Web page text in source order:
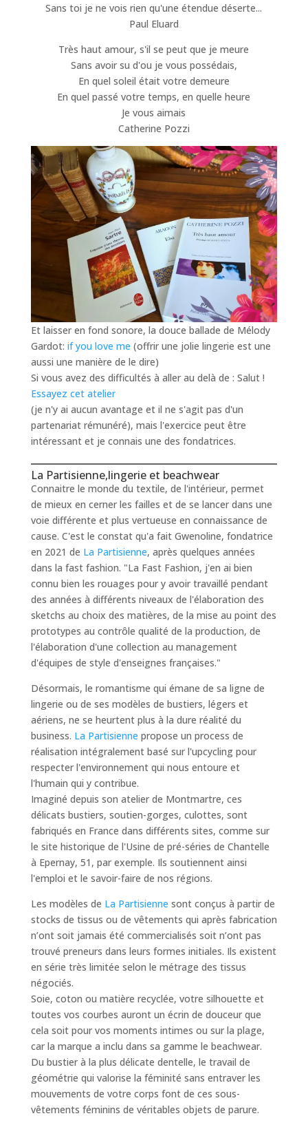
Sans toi je ne vois rien qu'une étendue déserte...
Paul Eluard
Très haut amour, s'il se peut que je meure
Sans avoir su d'ou je vous possédais,
En quel soleil était votre demeure
En quel passé votre temps, en quelle heure
Je vous aimais
Catherine Pozzi
Et laisser en fond sonore, la douce ballade de Mélody
Gardot: if you love me (offrir une jolie lingerie est une
aussi une manière de le dire)
Si vous avez des difficultés à aller au delà de : Salut !
Essayez cet atelier
(je n'y ai aucun avantage et il ne s'agit pas d'un
partenariat rémunéré), mais l'exercice peut être
intéressant et je connais une des fondatrices.
La Partisienne,lingerie et beachwear
Connaitre le monde du textile, de l'intérieur, permet
de mieux en cerner les failles et de se lancer dans une
voie différente et plus vertueuse en connaissance de
cause. C'est le constat qu'a fait Gwenoline, fondatrice
en 2021 de La Partisienne, après quelques années
dans la fast fashion. "La Fast Fashion, j'en ai bien
connu bien les rouages pour y avoir travaillé pendant
des années à différents niveaux de l'élaboration des
sketchs au choix des matières, de la mise au point des
prototypes au contrôle qualité de la production, de
l'élaboration d'une collection au management
d'équipes de style d'enseignes françaises."
Désormais, le romantisme qui émane de sa ligne de
lingerie ou de ses modèles de bustiers, légers et
aériens, ne se heurtent plus à la dure réalité du
business. La Partisienne propose un process de
réalisation intégralement basé sur l'upcycling pour
respecter l'environnement qui nous entoure et
l'humain qui y contribue.
Imaginé depuis son atelier de Montmartre, ces
délicats bustiers, soutien-gorges, culottes, sont
fabriqués en France dans différents sites, comme sur
le site historique de l'Usine de pré-séries de Chantelle
à Epernay, 51, par exemple. Ils soutiennent ainsi
l'emploi et le savoir-faire de nos régions.
Les modèles de La Partisienne sont conçus à partir de
stocks de tissus ou de vêtements qui après fabrication
n’ont soit jamais été commercialisés soit n’ont pas
trouvé preneurs dans leurs formes initiales. Ils existent
en série très limitée selon le métrage des tissus
négociés.
Soie, coton ou matière recyclée, votre silhouette et
toutes vos courbes auront un écrin de douceur que
cela soit pour vos moments intimes ou sur la plage,
car la marque a inclu dans sa gamme le beachwear.
Du bustier à la plus délicate dentelle, le travail de
géométrie qui valorise la féminité sans entraver les
mouvements de votre corps font de ces sous-
vêtements féminins de véritables objets de parure.